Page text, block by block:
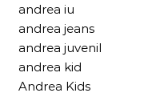
andrea iu
andrea jeans
andrea juvenil
andrea kid
Andrea Kids